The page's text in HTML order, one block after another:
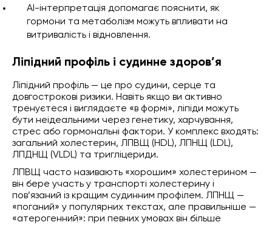
AI-інтерпретація допомагає пояснити, як
гормони та метаболізм можуть впливати на
витривалість і відновлення.
Ліпідний профіль і судинне здоров’я
Ліпідний профіль — це про судини, серце та
довгострокові ризики. Навіть якщо ви активно
тренуєтеся і виглядаєте «в формі», ліпіди можуть
бути неідеальними через генетику, харчування,
стрес або гормональні фактори. У комплекс входять:
загальний холестерин, ЛПВЩ (HDL), ЛПНЩ (LDL),
ЛПДНЩ (VLDL) та тригліцериди.
ЛПВЩ часто називають «хорошим» холестерином —
він бере участь у транспорті холестерину і
пов’язаний із кращим судинним профілем. ЛПНЩ —
«поганий» у популярних текстах, але правильніше —
«атерогенний»: при певних умовах він більше